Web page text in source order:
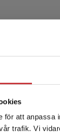
för att anpassa
trafik. Vi
Det verkar
enhet utanför